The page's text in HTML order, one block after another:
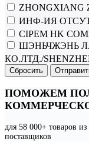
ZHONGXIANG
ИНФ-ИЯ
СIPEM HK
ШЭНЬЧЖЭНЬ
КО.ЛТД./
Сбросить
ПОМОЖЕМ
для 58 000+ товаров
поставщиков